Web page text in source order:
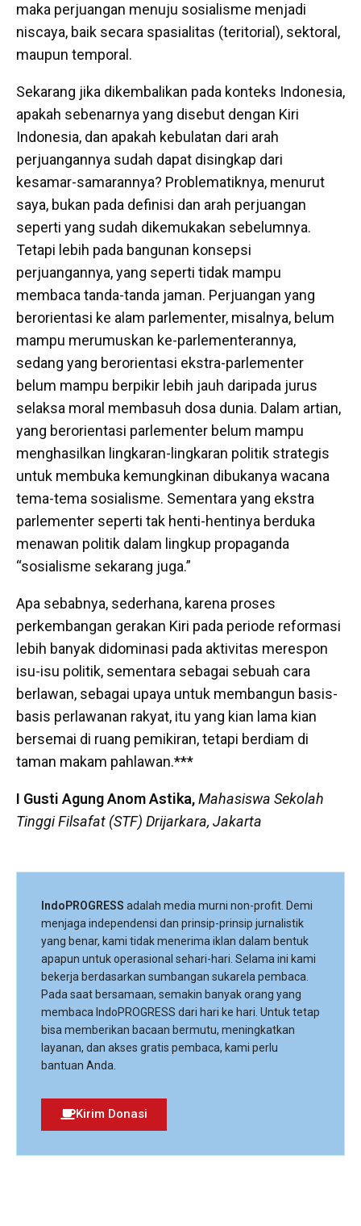
maka perjuangan menuju sosialisme menjadi
niscaya, baik secara spasialitas (teritorial), sektoral,
maupun temporal.
Sekarang jika dikembalikan pada konteks Indonesia,
apakah sebenarnya yang disebut dengan Kiri
Indonesia, dan apakah kebulatan dari arah
perjuangannya sudah dapat disingkap dari
kesamar-samarannya? Problematiknya, menurut
saya, bukan pada definisi dan arah perjuangan
seperti yang sudah dikemukakan sebelumnya.
Tetapi lebih pada bangunan konsepsi
perjuangannya, yang seperti tidak mampu
membaca tanda-tanda jaman. Perjuangan yang
berorientasi ke alam parlementer, misalnya, belum
mampu merumuskan ke-parlementerannya,
sedang yang berorientasi ekstra-parlementer
belum mampu berpikir lebih jauh daripada jurus
selaksa moral membasuh dosa dunia. Dalam artian,
yang berorientasi parlementer belum mampu
menghasilkan lingkaran-lingkaran politik strategis
untuk membuka kemungkinan dibukanya wacana
tema-tema sosialisme. Sementara yang ekstra
parlementer seperti tak henti-hentinya berduka
menawan politik dalam lingkup propaganda
“sosialisme sekarang juga.”
Apa sebabnya, sederhana, karena proses
perkembangan gerakan Kiri pada periode reformasi
lebih banyak didominasi pada aktivitas merespon
isu-isu politik, sementara sebagai sebuah cara
berlawan, sebagai upaya untuk membangun basis-
basis perlawanan rakyat, itu yang kian lama kian
bersemai di ruang pemikiran, tetapi berdiam di
taman makam pahlawan.***
I Gusti Agung Anom Astika,Mahasiswa Sekolah
Tinggi Filsafat (STF) Drijarkara, Jakarta
IndoPROGRESS adalah media murni non-profit. Demi
menjaga independensi dan prinsip-prinsip jurnalistik
yang benar, kami tidak menerima iklan dalam bentuk
apapun untuk operasional sehari-hari. Selama ini kami
bekerja berdasarkan sumbangan sukarela pembaca.
Pada saat bersamaan, semakin banyak orang yang
membaca IndoPROGRESS dari hari ke hari. Untuk tetap
bisa memberikan bacaan bermutu, meningkatkan
layanan, dan akses gratis pembaca, kami perlu
bantuan Anda.
Kirim Donasi